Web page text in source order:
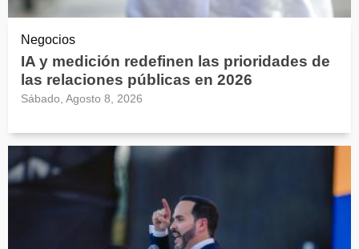
Negocios
IA y medición redefinen las prioridades de
las relaciones públicas en 2026
Sábado, Agosto 8, 2026